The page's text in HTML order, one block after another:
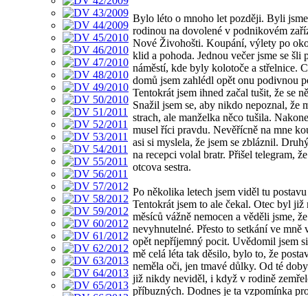
Bylo léto o mnoho let později. Byli
rodinou na dovolené v podnikovém
Nové Živohošti. Koupání, výlety po
klid a pohoda. Jednou večer jsme se šli
náměstí, kde byly kolotoče a střelnice.
domů jsem zahlédl opět onu podivnou
Tentokrát jsem ihned začal tušit, že se
Snažil jsem se, aby nikdo nepoznal, že
strach, ale manželka něco tušila.
musel říci pravdu. Nevěřícně na mne
asi si myslela, že jsem se zbláznil.
na recepci volal bratr. Přišel telegram,
otcova sestra.
Po několika letech jsem viděl tu
Tentokrát jsem to ale čekal. Otec byl již
měsíců vážně nemocen a věděli jsme,
nevyhnutelné. Přesto to setkání ve mně
opět nepříjemný pocit. Uvědomil jsem
mě celá léta tak děsilo, bylo to, že
neměla oči, jen tmavé důlky. Od té
již nikdy neviděl, i když v rodině
příbuzných. Dodnes je ta vzpomínka